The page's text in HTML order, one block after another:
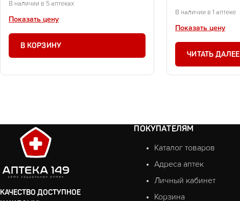
В наличии в 5 аптеках
Показать цену
В КОРЗИНУ
В наличии в 1 аптеке
Показать цену
ЧИТАТЬ ДАЛЕЕ
КАЧЕСТВО ДОСТУПНОЕ
ПОКУПАТЕЛЯМ
Каталог товаров
Адреса аптек
Личный кабинет
Корзина